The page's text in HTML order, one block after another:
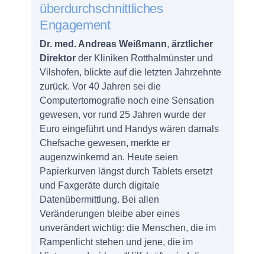
überdurchschnittliches
Engagement
Dr. med. Andreas Weißmann, ärztlicher
Direktor der Kliniken Rotthalmünster und
Vilshofen, blickte auf die letzten Jahrzehnte
zurück. Vor 40 Jahren sei die
Computertomografie noch eine Sensation
gewesen, vor rund 25 Jahren wurde der
Euro eingeführt und Handys wären damals
Chefsache gewesen, merkte er
augenzwinkernd an. Heute seien
Papierkurven längst durch Tablets ersetzt
und Faxgeräte durch digitale
Datenübermittlung. Bei allen
Veränderungen bleibe aber eines
unverändert wichtig: die Menschen, die im
Rampenlicht stehen und jene, die im